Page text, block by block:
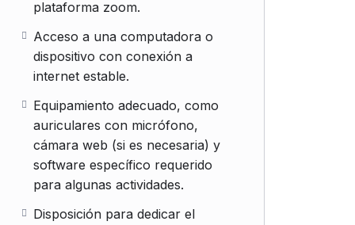
plataforma zoom.
Acceso a una computadora o
dispositivo con conexión a
internet estable.
Equipamiento adecuado, como
auriculares con micrófono,
cámara web (si es necesaria) y
software específico requerido
para algunas actividades.
Disposición para dedicar el